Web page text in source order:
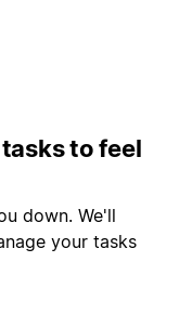
to feel
down. We'll
your tasks